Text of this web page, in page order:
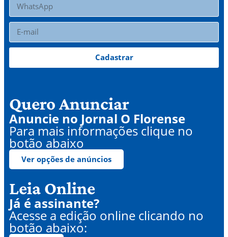
Cadastrar
Quero Anunciar
Anuncie no Jornal O Florense
Para mais informações clique no
botão abaixo
Ver opções de anúncios
Leia Online
Já é assinante?
Acesse a edição online clicando no
botão abaixo: